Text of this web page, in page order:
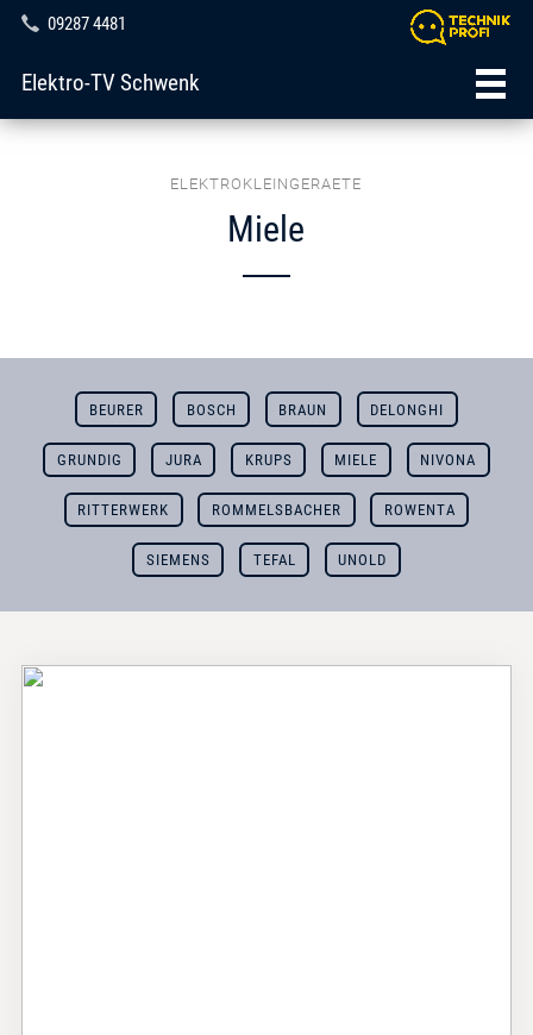
09287 4481
Elektro-TV Schwenk
ELEKTROKLEINGERAETE
Miele
BEURER BOSCH BRAUN DELONGHI
GRUNDIG JURA KRUPS MIELE NIVONA
RITTERWERK ROMMELSBACHER ROWENTA
SIEMENS TEFAL UNOLD